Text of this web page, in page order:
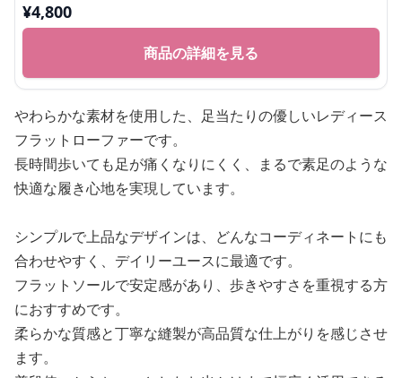
¥4,800
商品の詳細を見る
やわらかな素材を使用した、足当たりの優しいレディース
フラットローファーです。
長時間歩いても足が痛くなりにくく、まるで素足のような
快適な履き心地を実現しています。
シンプルで上品なデザインは、どんなコーディネートにも
合わせやすく、デイリーユースに最適です。
フラットソールで安定感があり、歩きやすさを重視する方
におすすめです。
柔らかな質感と丁寧な縫製が高品質な仕上がりを感じさせ
ます。